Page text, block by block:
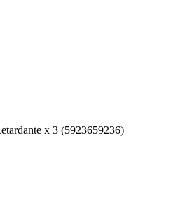
x 3 (5923659236)